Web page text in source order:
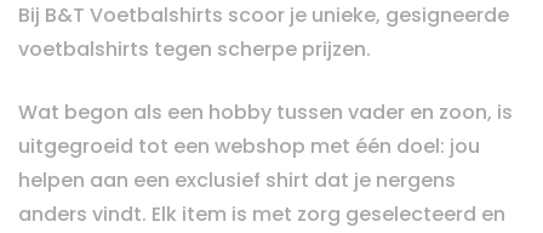
Bij B&T Voetbalshirts scoor je unieke, gesigneerde
voetbalshirts tegen scherpe prijzen.
Wat begon als een hobby tussen vader en zoon, is
uitgegroeid tot een webshop met één doel: jou
helpen aan een exclusief shirt dat je nergens
anders vindt. Elk item is met zorg geselecteerd en